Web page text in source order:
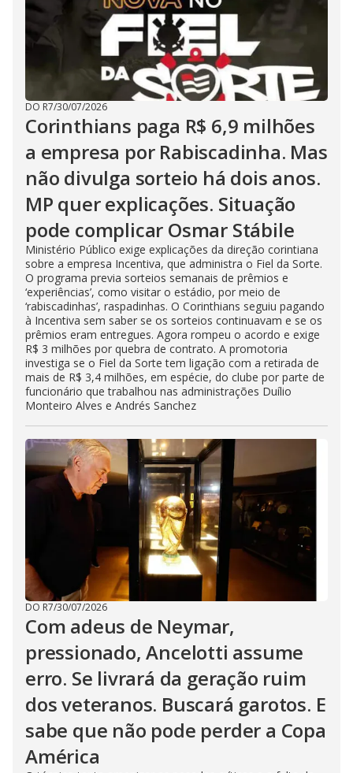
DO R7/30/07/2026
Corinthians paga R$ 6,9 milhões
a empresa por Rabiscadinha. Mas
não divulga sorteio há dois anos.
MP quer explicações. Situação
pode complicar Osmar Stábile
Ministério Público exige explicações da direção corintiana
sobre a empresa Incentiva, que administra o Fiel da Sorte.
O programa previa sorteios semanais de prêmios e
‘experiências’, como visitar o estádio, por meio de
‘rabiscadinhas’, raspadinhas. O Corinthians seguiu pagando
à Incentiva sem saber se os sorteios continuavam e se os
prêmios eram entregues. Agora rompeu o acordo e exige
R$ 3 milhões por quebra de contrato. A promotoria
investiga se o Fiel da Sorte tem ligação com a retirada de
mais de R$ 3,4 milhões, em espécie, do clube por parte de
funcionário que trabalhou nas administrações Duílio
Monteiro Alves e Andrés Sanchez
DO R7/30/07/2026
Com adeus de Neymar,
pressionado, Ancelotti assume
erro. Se livrará da geração ruim
dos veteranos. Buscará garotos. E
sabe que não pode perder a Copa
América